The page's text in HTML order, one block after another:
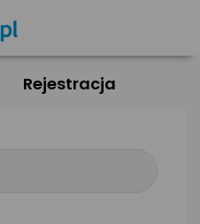
Rejestracja